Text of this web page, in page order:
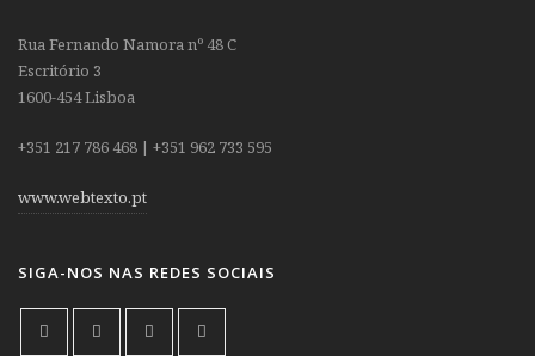
Rua Fernando Namora nº 48 C
Escritório 3
1600-454 Lisboa
+351 217 786 468 | +351 962 733 595
www.webtexto.pt
SIGA-NOS NAS REDES SOCIAIS